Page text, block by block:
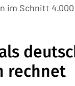
im Schnitt
rechnet